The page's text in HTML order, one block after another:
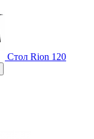
Стол Rion 120